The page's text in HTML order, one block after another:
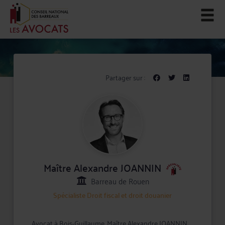
Partager sur :
Maître Alexandre JOANNIN
Barreau de Rouen
SpécialisteDroit fiscal et droit douanier